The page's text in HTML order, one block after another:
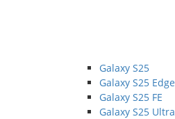
Galaxy S25
Galaxy S25 Edge
Galaxy S25 FE
Galaxy S25 Ultra